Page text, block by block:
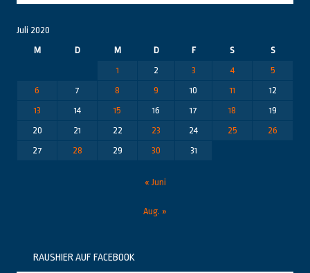
Juli 2020
M
D M D F S
S
1
2 3 4
5
6
7 8 9 10 11
12
13
14 15 16 17 18
19
20
21 22 23 24 25
26
27
28 29 30 31
« Juni
Aug. »
RAUSHIER AUF FACEBOOK